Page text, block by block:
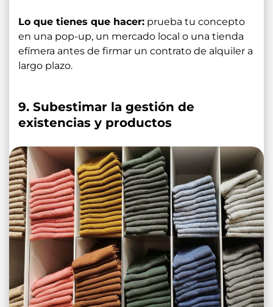
Lo que tienes que hacer: prueba tu concepto
en una pop-up, un mercado local o una tienda
efímera antes de firmar un contrato de alquiler a
largo plazo.
9. Subestimar la gestión de
existencias y productos